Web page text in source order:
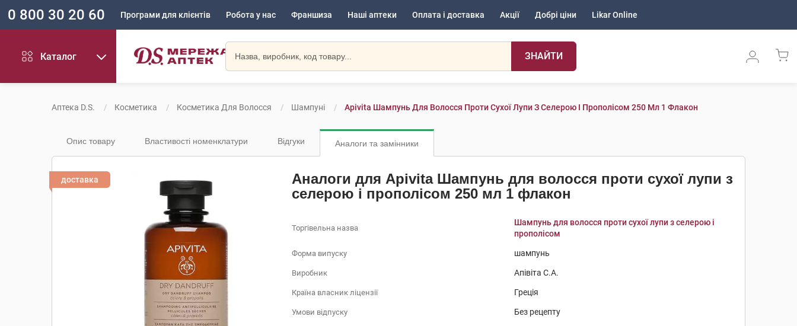
0 800 30 20 60 Програми для клієнтів Робота у нас Франшиза Наші аптеки Оплата і доставка Акції Добрі ціни Likar Online
Каталог ЗНАЙТИ
Аптека D.S. Косметика Косметика Для Волосся Шампуні Apivita Шампунь Для Волосся Проти Сухої Лупи З Селерою І Прополісом 250 Мл 1 Флакон
Опис товару Властивості номенклатури Відгуки Аналоги та замінники
доставка
Аналоги для Apivita Шампунь для волосся проти сухої лупи з
селерою і прополісом 250 мл 1 флакон
Торгівельна назва
Шампунь для волосся проти сухої лупи з селерою і
прополісом
Форма випуску шампунь
Виробник Апівіта С.А.
Країна власник ліцензії Греція
Умови відпуску Без рецепту